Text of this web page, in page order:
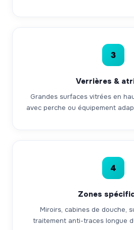
3
Verrières &
Grandes surfaces vitrées en
avec perche ou équipement
4
Zones
Miroirs, cabines de douche,
traitement anti-traces longue